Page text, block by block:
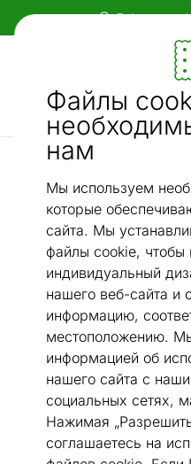
Файлы
нам
Мы используем
которые
сайта. Мы
файлы cookie, чтобы
индивидуальный
нашего веб-сайта и
информацию,
местоположению.
информацией об
нашего сайта с
социальных сетях,
Нажимая
соглашаетесь на
Гибкие и
Мебель и
Ищи...
/ Narma smartWeave®